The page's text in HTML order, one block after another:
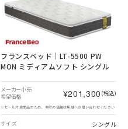
フランスベッド｜LT-5500 PW
MON ミディアムソフト シングル
メーカー小売
希望価格
¥201,300 (税込)
※セール対象商品のため、実際の価格は店舗へお問い合わせください
サイズ シングル